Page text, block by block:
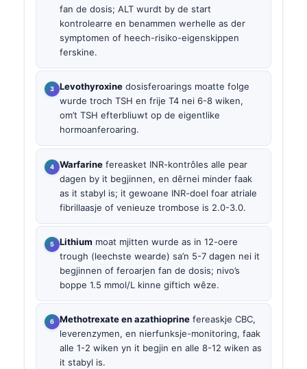
fan de dosis; ALT wurdt by de start
kontrolearre en benammen werhelle as der
symptomen of heech-risiko-eigenskippen
ferskine.
Levothyroxine dosisferoarings moatte folge
wurde troch TSH en frije T4 nei 6-8 wiken,
om’t TSH efterbliuwt op de eigentlike
hormoanferoaring.
Warfarine fereasket INR-kontrôles alle pear
dagen by it begjinnen, en dêrnei minder faak
as it stabyl is; it gewoane INR-doel foar atriale
fibrillaasje of venieuze trombose is 2.0-3.0.
Lithium moat mjitten wurde as in 12-oere
trough (leechste wearde) sa’n 5-7 dagen nei it
begjinnen of feroarjen fan de dosis; nivo’s
boppe 1.5 mmol/L kinne giftich wêze.
Methotrexate en azathioprine fereaskje CBC,
leverenzymen, en nierfunksje-monitoring, faak
alle 1-2 wiken yn it begjin en alle 8-12 wiken as
it stabyl is.